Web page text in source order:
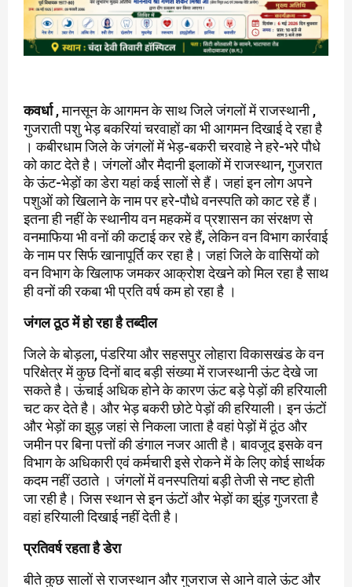
कवर्धा, मानसून के आगमन के साथ जिले जंगलों में राजस्थानी ,
गुजराती पशु भेड़ बकरियां चरवाहों का भी आगमन दिखाई दे रहा है
। कबीरधाम जिले के जंगलों में भेड़-बकरी चरवाहे ने हरे-भरे पौधे
को काट देते है। जंगलों और मैदानी इलाकों में राजस्थान, गुजरात
के ऊंट-भेड़ों का डेरा यहां कई सालों से हैं। जहां इन लोग अपने
पशुओं को खिलाने के नाम पर हरे-पौधे वनस्पति को काट रहे हैं।
इतना ही नहीं के स्थानीय वन महकमें व प्रशासन का संरक्षण से
वनमाफिया भी वनों की कटाई कर रहे हैं, लेकिन वन विभाग कार्रवाई
के नाम पर सिर्फ खानापूर्ति कर रहा है। जहां जिले के वासियों को
वन विभाग के खिलाफ जमकर आक्रोश देखने को मिल रहा है साथ
ही वनों की रकबा भी प्रति वर्ष कम हो रहा है ।
जंगल ठूठ में हो रहा है तब्दील
जिले के बोड़ला, पंडरिया और सहसपुर लोहारा विकासखंड के वन
परिक्षेत्र में कुछ दिनों बाद बड़ी संख्या में राजस्थानी ऊंट देखे जा
सकते है। ऊंचाई अधिक होने के कारण ऊंट बड़े पेड़ों की हरियाली
चट कर देते है। और भेड़ बकरी छोटे पेड़ों की हरियाली। इन ऊंटों
और भेड़ों का झुड़ जहां से निकला जाता है वहां पेड़ों में ठूंठ और
जमीन पर बिना पत्तों की डंगाल नजर आती है। बावजूद इसके वन
विभाग के अधिकारी एवं कर्मचारी इसे रोकने में के लिए कोई सार्थक
कदम नहीं उठाते । जंगलों में वनस्पतियां बड़ी तेजी से नष्ट होती
जा रही है। जिस स्थान से इन ऊंटों और भेड़ों का झुंड़ गुजरता है
वहां हरियाली दिखाई नहीं देती है।
प्रतिवर्ष रहता है डेरा
बीते कुछ सालों से राजस्थान और गुजराज से आने वाले ऊंट और